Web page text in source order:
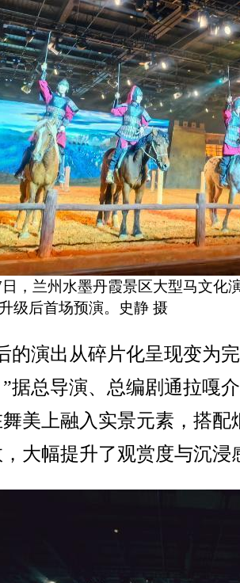
日，兰州水墨丹霞景区大型马文化
级后首场预演。史静 摄
演出从碎片化呈现变为
据总导演、总编剧通拉嘎
美上融入实景元素，搭配
大幅提升了观赏度与沉浸